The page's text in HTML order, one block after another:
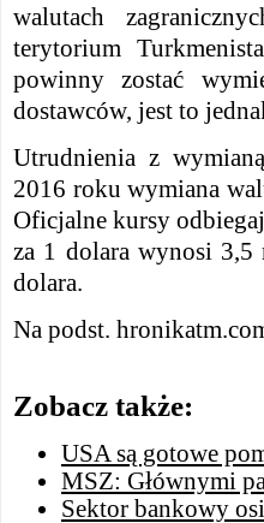
walutach
terytorium
powinny zostać
dostawców, jest to
Utrudnienia z
2016 roku wymiana
Oficjalne kursy
za 1 dolara wynosi 3,5
dolara.
Na podst.
Zobacz także:
USA są gotowe
MSZ: Głównymi
Sektor bankowy